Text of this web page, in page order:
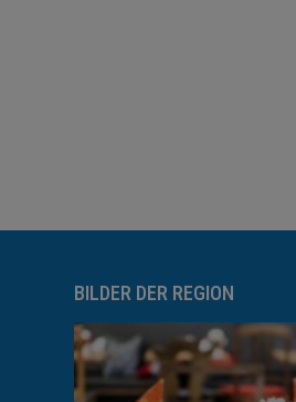
BILDER DER REGION